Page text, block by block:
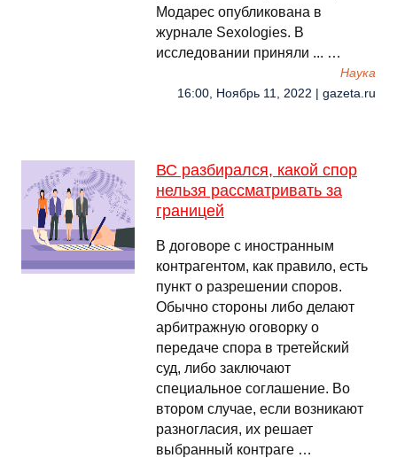
Модарес опубликована в
журнале Sexologies. В
исследовании приняли ... …
Наука
16:00, Ноябрь 11, 2022 | gazeta.ru
ВС разбирался, какой спор
нельзя рассматривать за
границей
В договоре с иностранным
контрагентом, как правило, есть
пункт о разрешении споров.
Обычно стороны либо делают
арбитражную оговорку о
передаче спора в третейский
суд, либо заключают
специальное соглашение. Во
втором случае, если возникают
разногласия, их решает
выбранный контраге …